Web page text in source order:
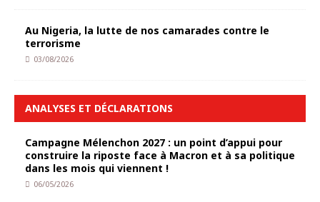
Au Nigeria, la lutte de nos camarades contre le
terrorisme
03/08/2026
ANALYSES ET DÉCLARATIONS
Campagne Mélenchon 2027 : un point d’appui pour
construire la riposte face à Macron et à sa politique
dans les mois qui viennent !
06/05/2026